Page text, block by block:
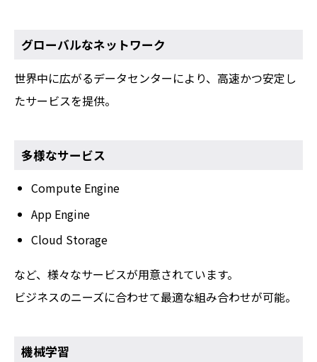
グローバルなネットワーク
世界中に広がるデータセンターにより、高速かつ安定し
たサービスを提供。
多様なサービス
Compute Engine
App Engine
Cloud Storage
など、様々なサービスが用意されています。
ビジネスのニーズに合わせて最適な組み合わせが可能。
機械学習